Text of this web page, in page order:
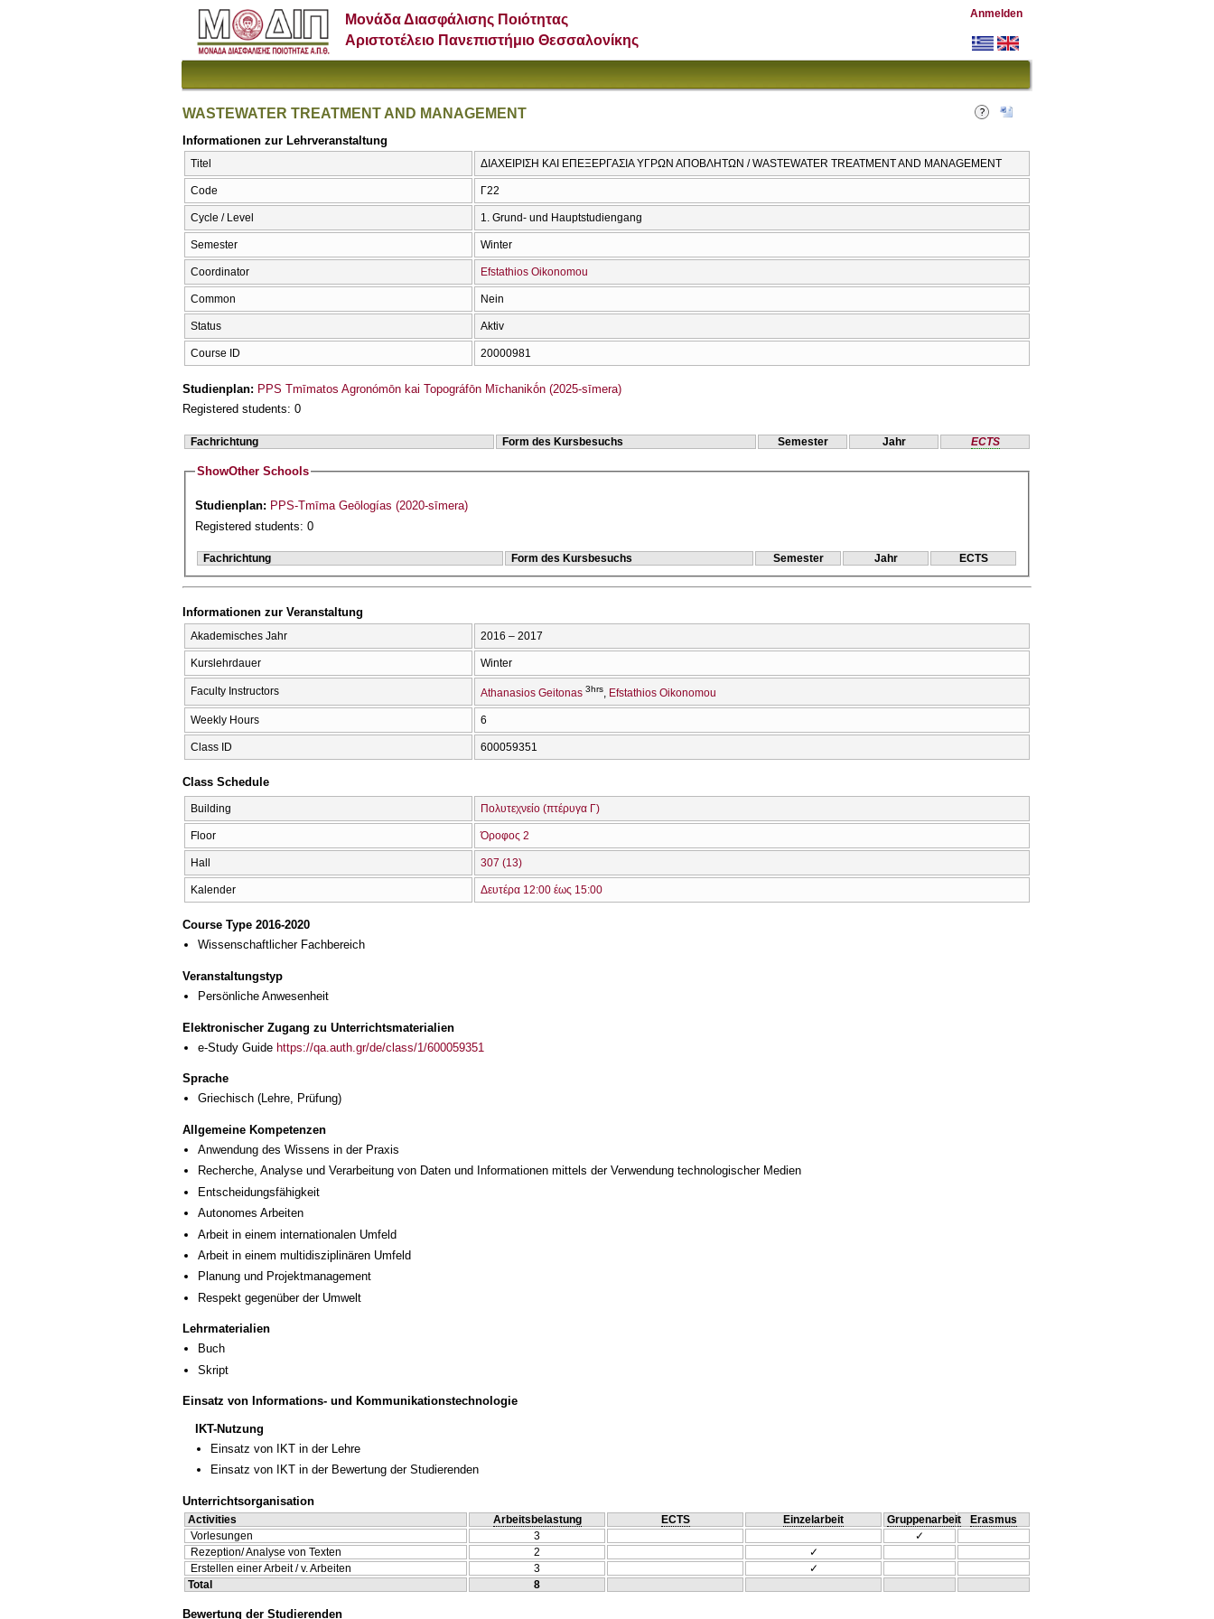
Μονάδα Διασφάλισης Ποιότητας
Αριστοτέλειο Πανεπιστήμιο Θεσσαλονίκης
Anmelden
WASTEWATER TREATMENT AND MANAGEMENT
Informationen zur Lehrveranstaltung
Titel ΔΙΑΧΕΙΡΙΣΗ ΚΑΙ ΕΠΕΞΕΡΓΑΣΙΑ ΥΓΡΩΝ ΑΠΟΒΛΗΤΩΝ / WASTEWATER TREATMENT AND MANAGEMENT
Code Γ22
Cycle / Level 1. Grund- und Hauptstudiengang
Semester Winter
Coordinator Efstathios Oikonomou
Common Nein
Status Aktiv
Course ID 20000981
Studienplan: PPS Tmīmatos Agronómōn kai Topográfōn Mīchanikṓn (2025-sīmera)
Registered students: 0
Fachrichtung Form des Kursbesuchs Semester Jahr ECTS
ShowOther Schools
Studienplan: PPS-Tmīma Geōlogías (2020-sīmera)
Registered students: 0
Fachrichtung Form des Kursbesuchs Semester Jahr ECTS
Informationen zur Veranstaltung
Akademisches Jahr 2016 – 2017
Kurslehrdauer Winter
Faculty Instructors Athanasios Geitonas 3hrs Efstathios Oikonomou
Weekly Hours 6
Class ID 600059351
Class Schedule
Building Πολυτεχνείο (πτέρυγα Γ)
Floor Όροφος 2
Hall 307 (13)
Kalender Δευτέρα 12:00 έως 15:00
Course Type 2016-2020
Wissenschaftlicher Fachbereich
Veranstaltungstyp
Persönliche Anwesenheit
Elektronischer Zugang zu Unterrichtsmaterialien
e-Study Guide https://qa.auth.gr/de/class/1/600059351
Sprache
Griechisch (Lehre, Prüfung)
Allgemeine Kompetenzen
Anwendung des Wissens in der Praxis
Recherche, Analyse und Verarbeitung von Daten und Informationen mittels der Verwendung technologischer Medien
Entscheidungsfähigkeit
Autonomes Arbeiten
Arbeit in einem internationalen Umfeld
Arbeit in einem multidisziplinären Umfeld
Planung und Projektmanagement
Respekt gegenüber der Umwelt
Lehrmaterialien
Buch
Skript
Einsatz von Informations- und Kommunikationstechnologie
IKT-Nutzung
Einsatz von IKT in der Lehre
Einsatz von IKT in der Bewertung der Studierenden
Unterrichtsorganisation
Activities Arbeitsbelastung ECTS Einzelarbeit Gruppenarbeit
Erasmus
Vorlesungen
3
✓
Rezeption/ Analyse von Texten
2
✓
Erstellen einer Arbeit / v. Arbeiten
3
✓
Total
8
Bewertung der Studierenden